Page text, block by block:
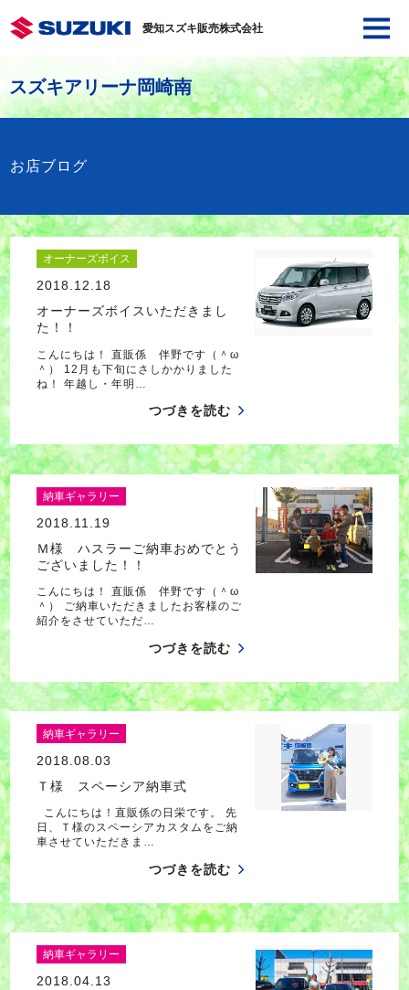
愛知スズキ販売株式会社
スズキアリーナ岡崎南
お店ブログ
オーナーズボイス
2018.12.18
オーナーズボイスいただきまし
た！！
こんにちは！ 直販係 伴野です（＾ω
＾） 12月も下旬にさしかかりました
ね！ 年越し・年明…
つづきを読む
納車ギャラリー
2018.11.19
Ｍ様 ハスラーご納車おめでとう
ございました！！
こんにちは！ 直販係 伴野です（＾ω
＾） ご納車いただきましたお客様のご
紹介をさせていただ…
つづきを読む
納車ギャラリー
2018.08.03
Ｔ様 スペーシア納車式
こんにちは！直販係の日栄です。 先
日、Ｔ様のスペーシアカスタムをご納
車させていただきま…
つづきを読む
納車ギャラリー
2018.04.13